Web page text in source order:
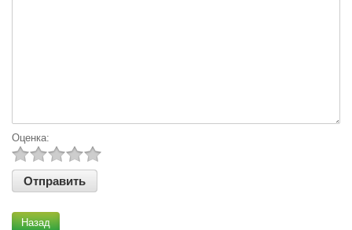
Оценка:
Назад